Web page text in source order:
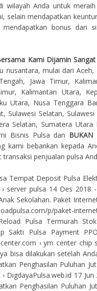
wilayah Anda untuk
selain mendapatkan
mendapatkan bonus dari
Kami Dijamin
nusantara, mulai dari
Jawa Timur,
Kalimantan Utara,
Utara, Nusa Tenggara
Sulawesi Selatan,
Selatan, Sumatera
Bisnis Pulsa dan BUKAN
kami bebankan kepada
transaksi penjualan pulsa
Tempat Deposit Pulsa
› server pulsa 14 Des
Sekolahan. Paket
p/paket-
Pulsa Termurah
Sakti Pulsa Payment
› ym center
bisa dilakukan setelah
Penghasilan Puluhan
DigdayaPulsa.web.id 17
Penghasilan Puluhan